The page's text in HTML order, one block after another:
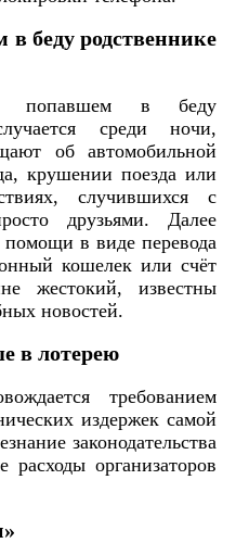
беду родственнике
попавшем в беду
среди ночи,
об автомобильной
крушении поезда или
случившихся с
друзьями. Далее
помощи в виде перевода
кошелек или счёт
жестокий, известны
новостей.
в лотерею
требованием
издержек самой
законодательства
организаторов